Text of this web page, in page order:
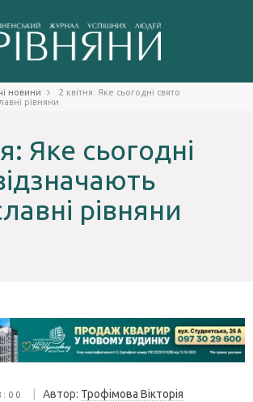
новини
2 квітня: Яке сьогодні свято
рівняни
Яке сьогодні
рівняни
Автор: Трофімова Вікторія